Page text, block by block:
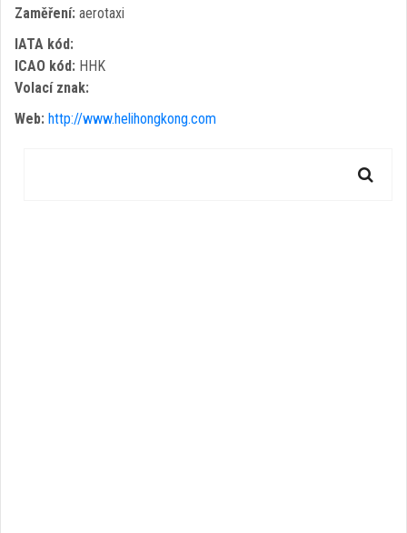
Zaměření: aerotaxi
IATA kód:
ICAO kód: HHK
Volací znak:
Web: http://www.helihongkong.com